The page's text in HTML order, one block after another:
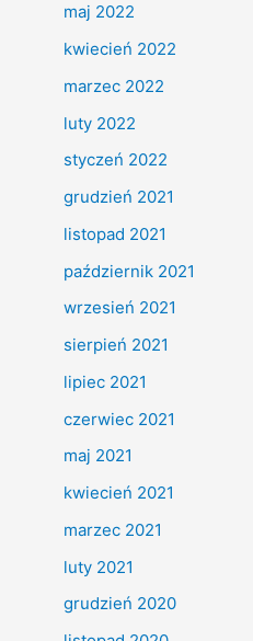
maj 2022
kwiecień 2022
marzec 2022
luty 2022
styczeń 2022
grudzień 2021
listopad 2021
październik 2021
wrzesień 2021
sierpień 2021
lipiec 2021
czerwiec 2021
maj 2021
kwiecień 2021
marzec 2021
luty 2021
grudzień 2020